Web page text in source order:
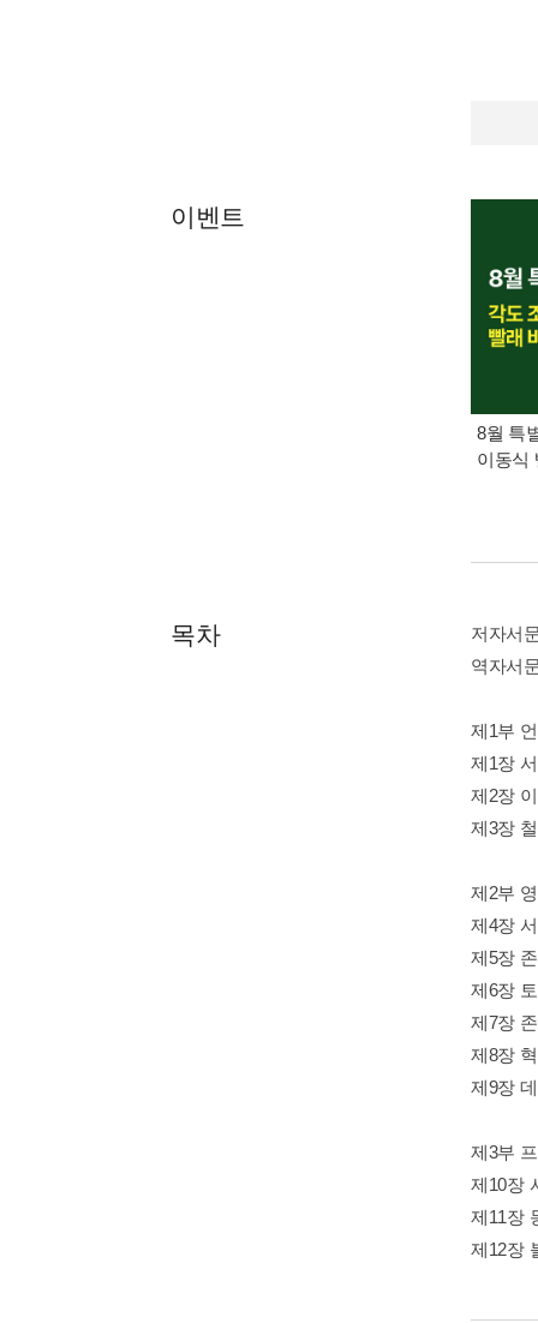
이벤트
8월 특
이동식
목차
저자서
역자서
제1부
제1장
제2장
제3장
제2부
제4장
제5장
제6장
제7장
제8장
제9장
제3부
제10장
제11장
제12장